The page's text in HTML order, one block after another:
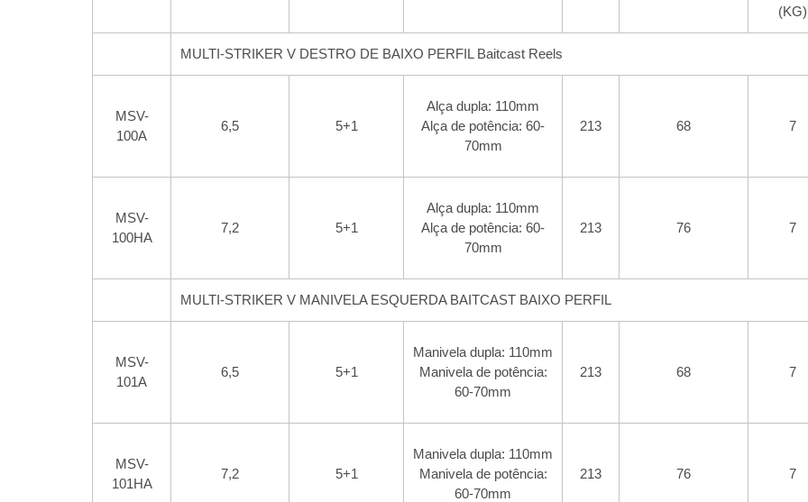
(KG)
MULTI-STRIKER V DESTRO DE BAIXO PERFIL Baitcast Reels
MSV-
100A
6,5 5+1
Alça dupla: 110mm
Alça de potência: 60-
70mm
213 68 7
MSV-
100HA
7,2 5+1
Alça dupla: 110mm
Alça de potência: 60-
70mm
213 76 7
MULTI-STRIKER V MANIVELA ESQUERDA BAITCAST BAIXO PERFIL
MSV-
101A
6,5 5+1
Manivela dupla: 110mm
Manivela de potência:
60-70mm
213 68 7
MSV-
101HA
7,2 5+1
Manivela dupla: 110mm
Manivela de potência:
60-70mm
213 76 7